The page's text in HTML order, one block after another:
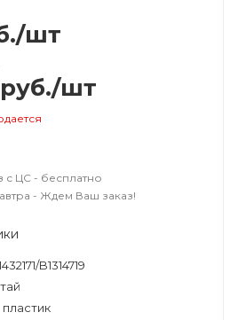
/шт
руб./шт
с ЦС - бесплатно
- Ждем Ваш заказ!
B1314719
пластик